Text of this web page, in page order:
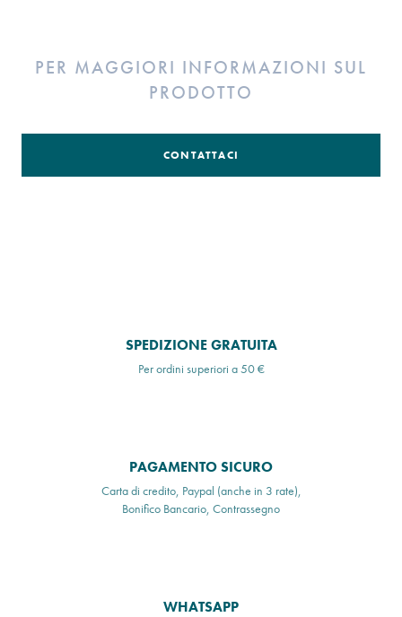
PER MAGGIORI INFORMAZIONI SUL
PRODOTTO
CONTATTACI
SPEDIZIONE GRATUITA
Per ordini superiori a 50 €
PAGAMENTO SICURO
Carta di credito, Paypal (anche in 3 rate),
Bonifico Bancario, Contrassegno
WHATSAPP